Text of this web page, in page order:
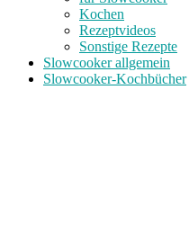
Kochen
Rezeptvideos
Sonstige Rezepte
Slowcooker allgemein
Slowcooker-Kochbücher